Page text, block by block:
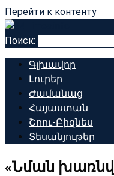
Перейти к контенту
Поиск:
Գլխավոր
Լուրեր
Ժամանաց
Հայաստան
Շոու-Բիզնես
Տեսանյութեր
«Նման